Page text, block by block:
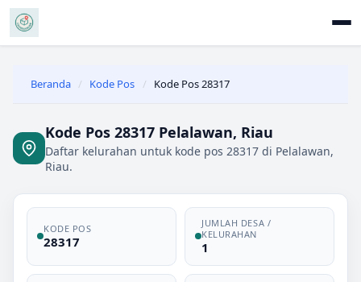
Beranda / Kode Pos / Kode Pos 28317
Kode Pos 28317 Pelalawan, Riau
Daftar kelurahan untuk kode pos 28317 di Pelalawan,
Riau.
KODE POS
28317
JUMLAH DESA /
KELURAHAN
1